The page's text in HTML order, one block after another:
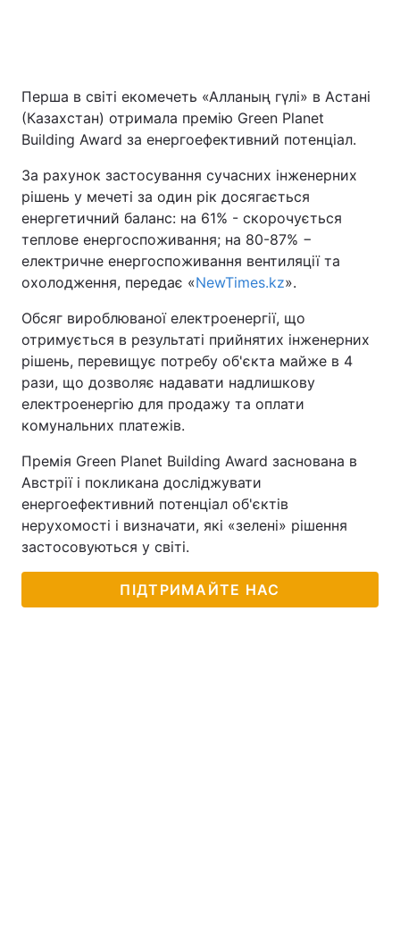
Перша в світі екомечеть «Алланың гүлі» в Астані
(Казахстан) отримала премію Green Planet
Building Award за енергоефективний потенціал.
За рахунок застосування сучасних інженерних
рішень у мечеті за один рік досягається
енергетичний баланс: на 61% - скорочується
теплове енергоспоживання; на 80-87% −
електричне енергоспоживання вентиляції та
охолодження, передає «NewTimes.kz».
Обсяг вироблюваної електроенергії, що
отримується в результаті прийнятих інженерних
рішень, перевищує потребу об'єкта майже в 4
рази, що дозволяє надавати надлишкову
електроенергію для продажу та оплати
комунальних платежів.
Премія Green Planet Building Award заснована в
Австрії і покликана досліджувати
енергоефективний потенціал об'єктів
нерухомості і визначати, які «зелені» рішення
застосовуються у світі.
ПІДТРИМАЙТЕ НАС